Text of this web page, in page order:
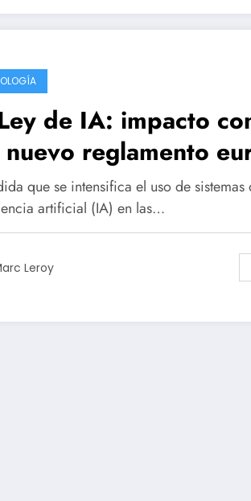
de IA: impacto
reglamento
empleadores
que se intensifica el uso de sistemas
artificial (IA) en las…
Leroy